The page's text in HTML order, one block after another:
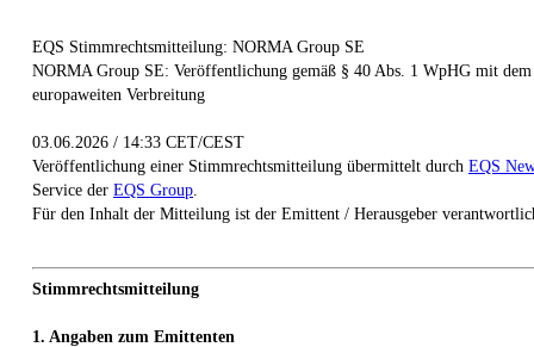
EQS Stimmrechtsmitteilung: NORMA Group SE
NORMA Group SE: Veröffentlichung gemäß § 40 Abs. 1 WpHG mit
europaweiten Verbreitung
03.06.2026 / 14:33 CET/CEST
Veröffentlichung einer Stimmrechtsmitteilung übermittelt durch EQS
Service der EQS Group
Für den Inhalt der Mitteilung ist der Emittent / Herausgeber
Stimmrechtsmitteilung
1. Angaben zum Emittenten